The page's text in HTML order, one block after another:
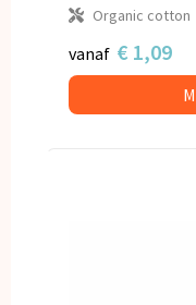
Organic cotton
vanaf € 1,09